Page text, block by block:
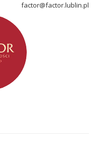
factor@factor.lublin.pl